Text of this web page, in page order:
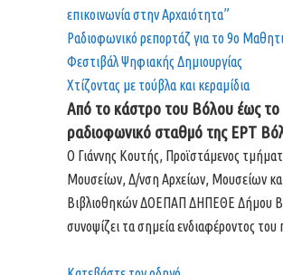
επικοινωνία στην Αρχαιότητα”
Ραδιοφωνικό ρεπορτάζ για το 9ο
Φεστιβάλ Ψηφιακής Δημιουργίας
Χτίζοντας με τούβλα και κεραμίδια
Από το κάστρο του Βόλου έως το
ραδιοφωνικό σταθμό της ΕΡΤ
Ο Γιάννης Κουτής, Προϊστάμενος
Μουσείων, Δ/νση Αρχείων, Μουσείων
Βιβλιοθηκών ΔΟΕΠΑΠ ΔΗΠΕΘΕ Δήμου
συνοψίζει τα σημεία ενδιαφέροντος του